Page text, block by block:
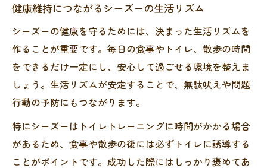
健康維持につながるシーズーの生活リズム
シーズーの健康を守るためには、決まった生活リズムを
作ることが重要です。毎日の食事やトイレ、散歩の時間
をできるだけ一定にし、安心して過ごせる環境を整えま
しょう。生活リズムが安定することで、無駄吠えや問題
行動の予防にもつながります。
特にシーズーはトイレトレーニングに時間がかかる場合
があるため、食事や散歩の後には必ずトイレに誘導する
ことがポイントです。成功した際にはしっかり褒めてあ